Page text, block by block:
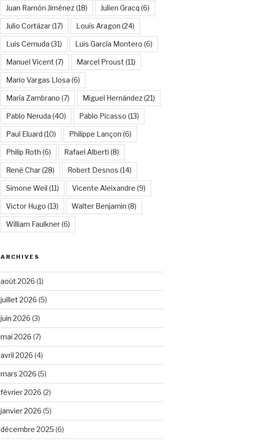
Juan Ramón Jiménez(18) Julien Gracq (6)
Julio Cortázar(17) Louis Aragon (24)
Luis Cernuda (31) Luis García Montero (6)
Manuel Vicent (7) Marcel Proust (11)
Mario Vargas Llosa (6)
María Zambrano (7) Miguel Hernández(21)
Pablo Neruda (40) Pablo Picasso (13)
Paul Eluard (10) Philippe Lançon (6)
Philip Roth (6) Rafael Alberti (8)
René Char(28) Robert Desnos (14)
Simone Weil (11) Vicente Aleixandre (9)
Victor Hugo (13) Walter Benjamin (8)
William Faulkner(6)
ARCHIVES
août 2026 (1)
juillet 2026 (5)
juin 2026 (3)
mai 2026 (7)
avril 2026 (4)
mars 2026 (5)
février 2026 (2)
janvier 2026 (5)
décembre 2025 (6)